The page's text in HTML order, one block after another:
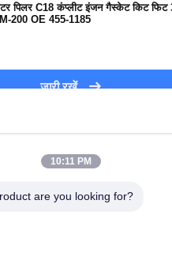
पिलर C18 कंप्लीट इंजन गैस्केट किट फिट
200 OE 455-1185
जारी रखें
10:11 PM
are you looking for?